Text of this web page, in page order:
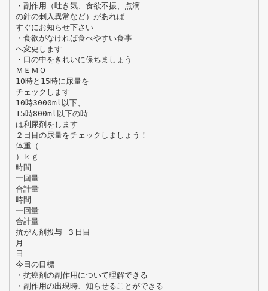
・副作用（吐き気、食欲不振、点滴
の針の刺入異常など）があれば
すぐにお知らせ下さい
・食欲がなければ食べやすい食事
へ変更します
・口の中をきれいに保ちましょう
ＭＥＭＯ
10時と15時に尿量を
チェックします
10時3000ml以下、
15時800ml以下の時
は利尿剤をします
２日目の尿量をチェックしましょう！
体重（
）ｋｇ
時間
一回量
合計量
時間
一回量
合計量
抗がん剤投与 ３日目
月
日
今日の目標
・抗癌剤の副作用について理解できる
・副作用の出現時、知らせることができる